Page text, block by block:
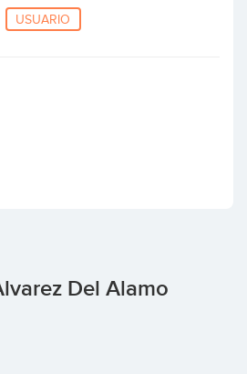
USUARIO
Del Alamo